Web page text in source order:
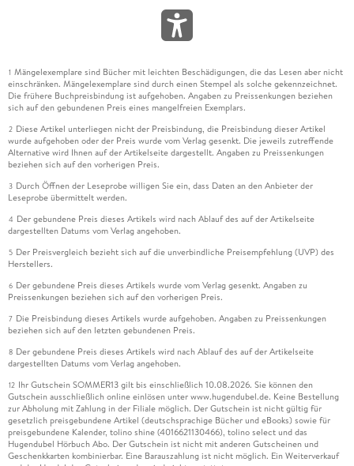
1 Mängelexemplare sind Bücher mit leichten Beschädigungen, die das Lesen aber nicht
einschränken. Mängelexemplare sind durch einen Stempel als solche gekennzeichnet.
Die frühere Buchpreisbindung ist aufgehoben. Angaben zu Preissenkungen beziehen
sich auf den gebundenen Preis eines mangelfreien Exemplars.
2 Diese Artikel unterliegen nicht der Preisbindung, die Preisbindung dieser Artikel
wurde aufgehoben oder der Preis wurde vom Verlag gesenkt. Die jeweils zutreffende
Alternative wird Ihnen auf der Artikelseite dargestellt. Angaben zu Preissenkungen
beziehen sich auf den vorherigen Preis.
3 Durch Öffnen der Leseprobe willigen Sie ein, dass Daten an den Anbieter der
Leseprobe übermittelt werden.
4 Der gebundene Preis dieses Artikels wird nach Ablauf des auf der Artikelseite
dargestellten Datums vom Verlag angehoben.
5 Der Preisvergleich bezieht sich auf die unverbindliche Preisempfehlung (UVP) des
Herstellers.
6 Der gebundene Preis dieses Artikels wurde vom Verlag gesenkt. Angaben zu
Preissenkungen beziehen sich auf den vorherigen Preis.
7 Die Preisbindung dieses Artikels wurde aufgehoben. Angaben zu Preissenkungen
beziehen sich auf den letzten gebundenen Preis.
8 Der gebundene Preis dieses Artikels wird nach Ablauf des auf der Artikelseite
dargestellten Datums vom Verlag angehoben.
12 Ihr Gutschein SOMMER13 gilt bis einschließlich 10.08.2026. Sie können den
Gutschein ausschließlich online einlösen unter www.hugendubel.de. Keine Bestellung
zur Abholung mit Zahlung in der Filiale möglich. Der Gutschein ist nicht gültig für
gesetzlich preisgebundene Artikel (deutschsprachige Bücher und eBooks) sowie für
preisgebundene Kalender, tolino shine (4016621130466), tolino select und das
Hugendubel Hörbuch Abo. Der Gutschein ist nicht mit anderen Gutscheinen und
Geschenkkarten kombinierbar. Eine Barauszahlung ist nicht möglich. Ein Weiterverkauf